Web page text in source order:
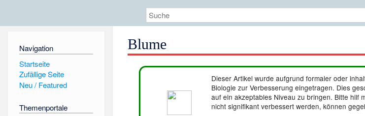
Navigation
Startseite
Zufällige Seite
Neu / Featured
Themenportale
Blume
Dieser Artikel wurde aufgrund formaler oder
Biologie zur Verbesserung eingetragen. Dies
auf ein akzeptables Niveau zu bringen. Bitte hilf
nicht signifikant verbessert werden, können